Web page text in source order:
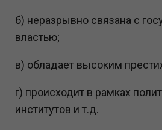
б) неразрывно связана с
властью;
в) обладает высоким
г) происходит в рамках
институтов и т.д.